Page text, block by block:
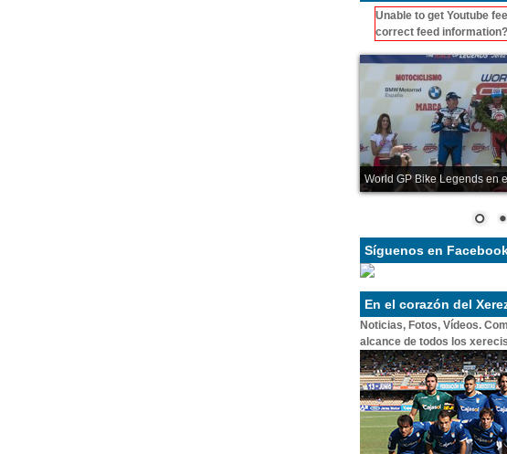
Unable to get Youtube
correct feed information?
World GP Bike Legends en
Síguenos en
En el corazón del
Noticias, Fotos, Vídeos.
alcance de todos los